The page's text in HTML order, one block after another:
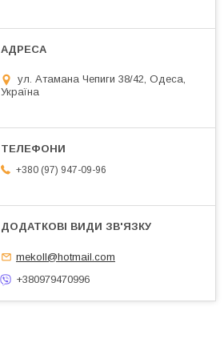
ул. Атамана Чепиги 38/42, Одеса,
Україна
+380 (97) 947-09-96
mekoll@hotmail.com
+380979470996